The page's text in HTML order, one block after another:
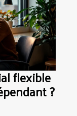
flexible
?